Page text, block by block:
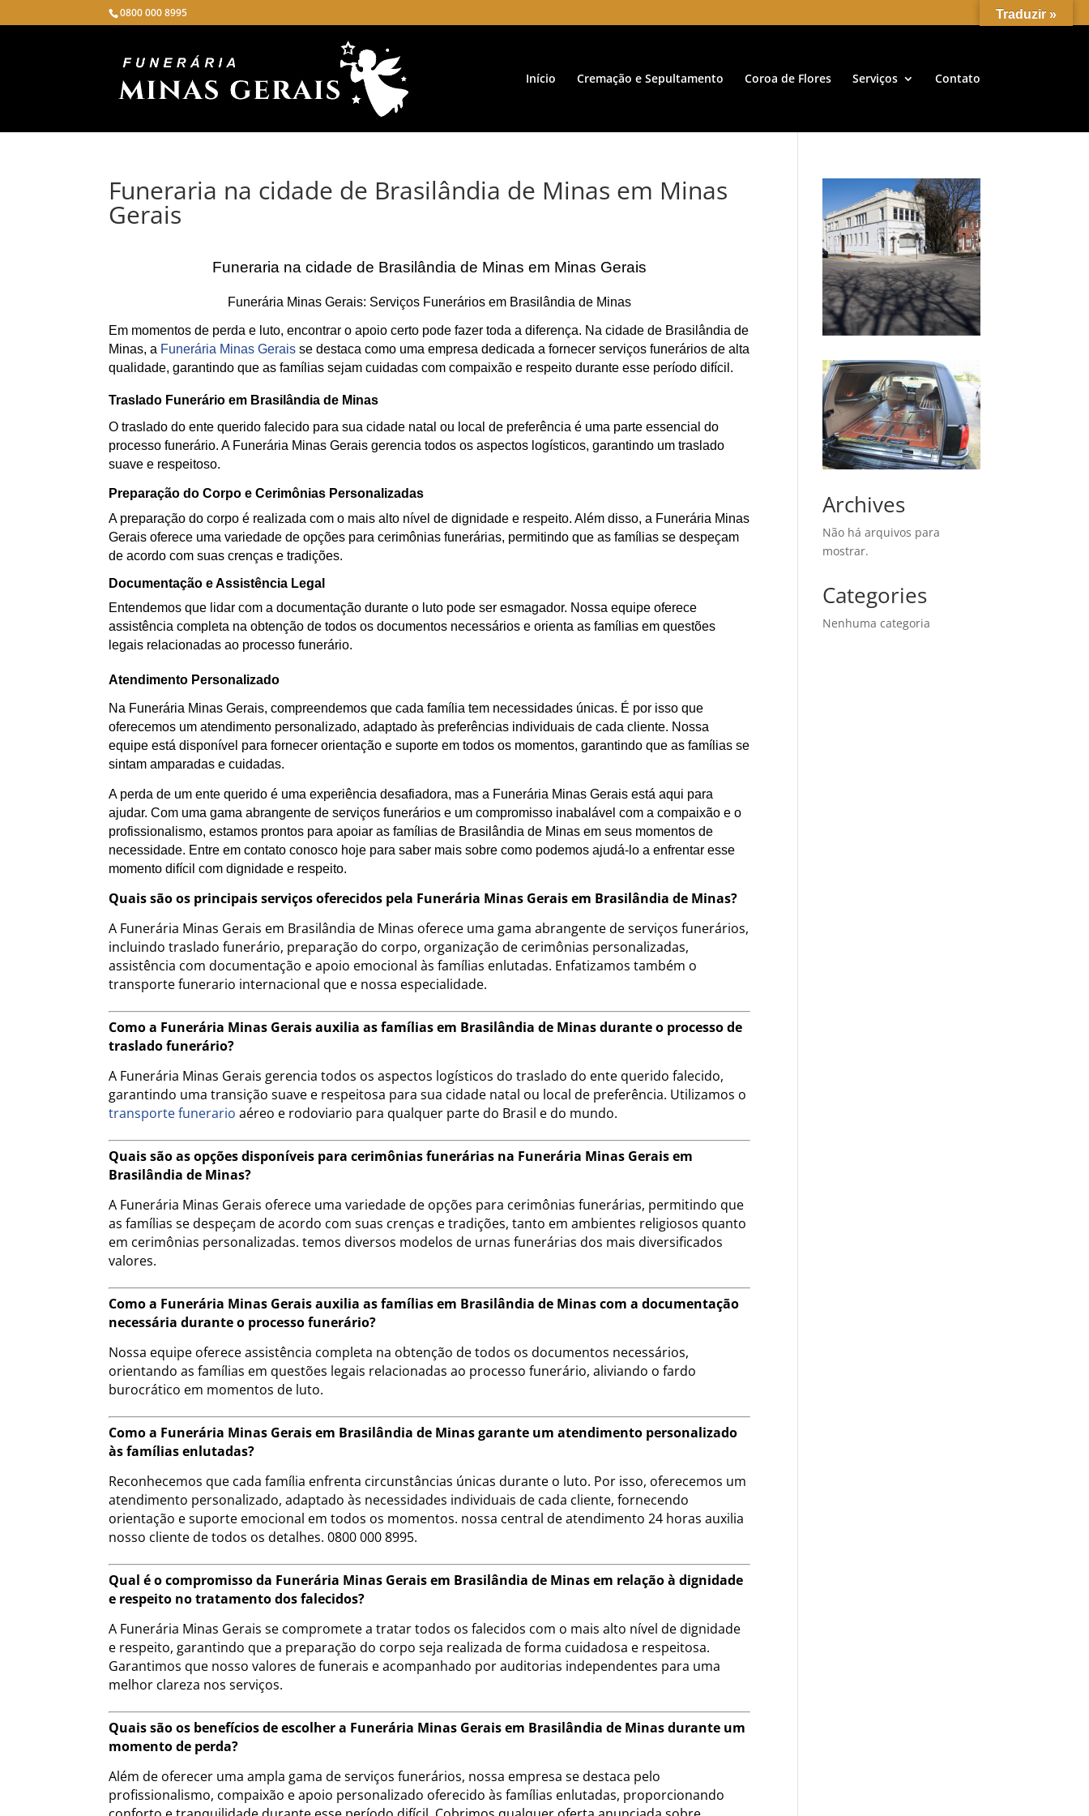
0800 000 8995
Início Cremação e Sepultamento Coroa de Flores Serviços Contato
Funeraria na cidade de Brasilândia de Minas em Minas
Gerais
Funeraria na cidade de Brasilândia de Minas em Minas Gerais
Funerária Minas Gerais: Serviços Funerários em Brasilândia de Minas
Em momentos de perda e luto, encontrar o apoio certo pode fazer toda a diferença. Na cidade de Brasilândia de
Minas, a Funerária Minas Gerais se destaca como uma empresa dedicada a fornecer serviços funerários de alta
qualidade, garantindo que as famílias sejam cuidadas com compaixão e respeito durante esse período difícil.
Traslado Funerário em Brasilândia de Minas
O traslado do ente querido falecido para sua cidade natal ou local de preferência é uma parte essencial do
processo funerário. A Funerária Minas Gerais gerencia todos os aspectos logísticos, garantindo um traslado
suave e respeitoso.
Preparação do Corpo e Cerimônias Personalizadas
A preparação do corpo é realizada com o mais alto nível de dignidade e respeito. Além disso, a Funerária Minas
Gerais oferece uma variedade de opções para cerimônias funerárias, permitindo que as famílias se despeçam
de acordo com suas crenças e tradições.
Documentação e Assistência Legal
Entendemos que lidar com a documentação durante o luto pode ser esmagador. Nossa equipe oferece
assistência completa na obtenção de todos os documentos necessários e orienta as famílias em questões
legais relacionadas ao processo funerário.
Atendimento Personalizado
Na Funerária Minas Gerais, compreendemos que cada família tem necessidades únicas. É por isso que
oferecemos um atendimento personalizado, adaptado às preferências individuais de cada cliente. Nossa
equipe está disponível para fornecer orientação e suporte em todos os momentos, garantindo que as famílias se
sintam amparadas e cuidadas.
A perda de um ente querido é uma experiência desafiadora, mas a Funerária Minas Gerais está aqui para
ajudar. Com uma gama abrangente de serviços funerários e um compromisso inabalável com a compaixão e o
profissionalismo, estamos prontos para apoiar as famílias de Brasilândia de Minas em seus momentos de
necessidade. Entre em contato conosco hoje para saber mais sobre como podemos ajudá-lo a enfrentar esse
momento difícil com dignidade e respeito.
Quais são os principais serviços oferecidos pela Funerária Minas Gerais em Brasilândia de Minas?
A Funerária Minas Gerais em Brasilândia de Minas oferece uma gama abrangente de serviços funerários,
incluindo traslado funerário, preparação do corpo, organização de cerimônias personalizadas,
assistência com documentação e apoio emocional às famílias enlutadas. Enfatizamos também o
transporte funerario internacional que e nossa especialidade.
Como a Funerária Minas Gerais auxilia as famílias em Brasilândia de Minas durante o processo de
traslado funerário?
A Funerária Minas Gerais gerencia todos os aspectos logísticos do traslado do ente querido falecido,
garantindo uma transição suave e respeitosa para sua cidade natal ou local de preferência. Utilizamos o
transporte funerario aéreo e rodoviario para qualquer parte do Brasil e do mundo.
Quais são as opções disponíveis para cerimônias funerárias na Funerária Minas Gerais em
Brasilândia de Minas?
A Funerária Minas Gerais oferece uma variedade de opções para cerimônias funerárias, permitindo que
as famílias se despeçam de acordo com suas crenças e tradições, tanto em ambientes religiosos quanto
em cerimônias personalizadas. temos diversos modelos de urnas funerárias dos mais diversificados
valores.
Como a Funerária Minas Gerais auxilia as famílias em Brasilândia de Minas com a documentação
necessária durante o processo funerário?
Nossa equipe oferece assistência completa na obtenção de todos os documentos necessários,
orientando as famílias em questões legais relacionadas ao processo funerário, aliviando o fardo
burocrático em momentos de luto.
Como a Funerária Minas Gerais em Brasilândia de Minas garante um atendimento personalizado
às famílias enlutadas?
Reconhecemos que cada família enfrenta circunstâncias únicas durante o luto. Por isso, oferecemos um
atendimento personalizado, adaptado às necessidades individuais de cada cliente, fornecendo
orientação e suporte emocional em todos os momentos. nossa central de atendimento 24 horas auxilia
nosso cliente de todos os detalhes. 0800 000 8995.
Qual é o compromisso da Funerária Minas Gerais em Brasilândia de Minas em relação à dignidade
e respeito no tratamento dos falecidos?
A Funerária Minas Gerais se compromete a tratar todos os falecidos com o mais alto nível de dignidade
e respeito, garantindo que a preparação do corpo seja realizada de forma cuidadosa e respeitosa.
Garantimos que nosso valores de funerais e acompanhado por auditorias independentes para uma
melhor clareza nos serviços.
Quais são os benefícios de escolher a Funerária Minas Gerais em Brasilândia de Minas durante um
momento de perda?
Além de oferecer uma ampla gama de serviços funerários, nossa empresa se destaca pelo
profissionalismo, compaixão e apoio personalizado oferecido às famílias enlutadas, proporcionando
Archives
Não há arquivos para
mostrar.
Categories
Nenhuma categoria
Traduzir »